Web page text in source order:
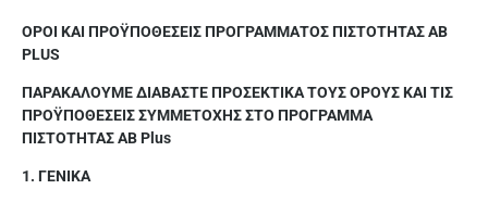
ΟΡΟΙ ΚΑΙ ΠΡΟΫΠΟΘΕΣΕΙΣ ΠΡΟΓΡΑΜΜΑΤΟΣ ΠΙΣΤΟΤΗΤΑΣ AB
PLUS
ΠΑΡΑΚΑΛΟΥΜΕ ΔΙΑΒΑΣΤΕ ΠΡΟΣΕΚΤΙΚΑ ΤΟΥΣ ΟΡΟΥΣ ΚΑΙ ΤΙΣ
ΠΡΟΫΠΟΘΕΣΕΙΣ ΣΥΜΜΕΤΟΧΗΣ ΣΤΟ ΠΡΟΓΡΑΜΜΑ
ΠΙΣΤΟΤΗΤΑΣ AB Plus
1. ΓΕΝΙΚΑ